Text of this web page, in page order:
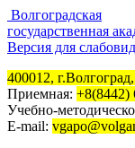
Волгоградская
государственная
Версия для
400012,
Приемная: +8(8442)
Учебно-
E-mail: